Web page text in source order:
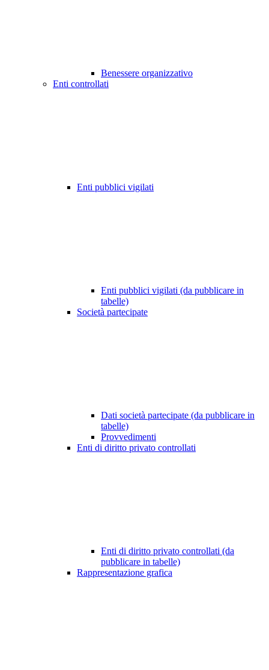
Benessere organizzativo
Enti controllati
Enti pubblici vigilati
Enti pubblici vigilati (da pubblicare in
tabelle)
Società partecipate
Dati società partecipate (da pubblicare in
tabelle)
Provvedimenti
Enti di diritto privato controllati
Enti di diritto privato controllati (da
pubblicare in tabelle)
Rappresentazione grafica